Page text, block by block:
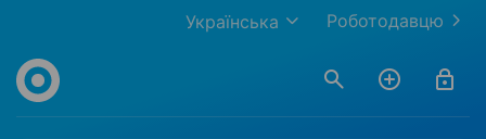
Роботодавцю
Українська